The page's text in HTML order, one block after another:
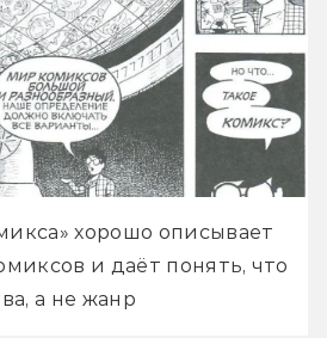
хорошо описывает
и даёт понять, что
а не жанр